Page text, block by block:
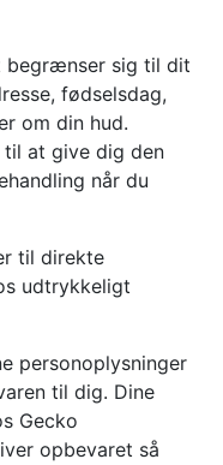
begrænser sig til dit
fødselsdag,
om din hud.
til at give dig den
når du
til direkte
udtrykkeligt
personoplysninger
til dig. Dine
Gecko
opbevaret så